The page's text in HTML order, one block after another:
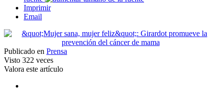
Imprimir
Email
Publicado en Prensa
Visto 322 veces
Valora este artículo